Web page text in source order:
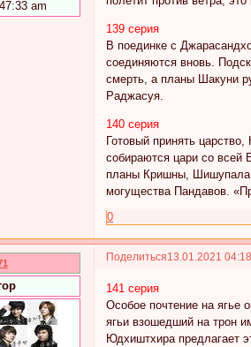
am
139 серия
В поединке с
соединяются вновь.
смерть, а планы Шакуни
Раджасуя.
140 серия
Готовый принять
собираются цари со
планы Кришны, Шишупала
могущества Пандавов.
0
Поделиться13.01.2021
141 серия
Особое почтение на ягье
ягьи взошедший на трон
Юдхиштхира предлагает